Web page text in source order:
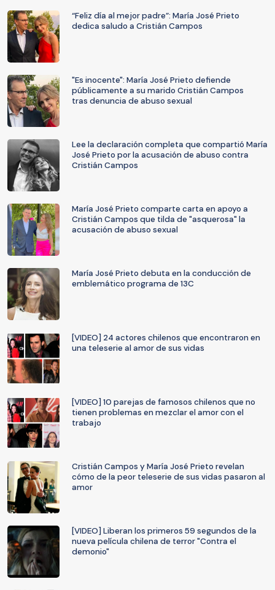
“Feliz día al mejor padre”: María José Prieto
dedica saludo a Cristián Campos
"Es inocente": María José Prieto defiende
públicamente a su marido Cristián Campos
tras denuncia de abuso sexual
Lee la declaración completa que compartió María
José Prieto por la acusación de abuso contra
Cristián Campos
María José Prieto comparte carta en apoyo a
Cristián Campos que tilda de "asquerosa" la
acusación de abuso sexual
María José Prieto debuta en la conducción de
emblemático programa de 13C
[VIDEO] 24 actores chilenos que encontraron en
una teleserie al amor de sus vidas
[VIDEO] 10 parejas de famosos chilenos que no
tienen problemas en mezclar el amor con el
trabajo
Cristián Campos y María José Prieto revelan
cómo de la peor teleserie de sus vidas pasaron al
amor
[VIDEO] Liberan los primeros 59 segundos de la
nueva película chilena de terror "Contra el
demonio"